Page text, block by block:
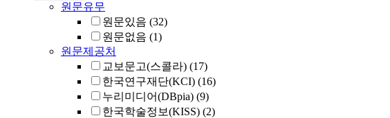
원문유무
원문있음 (32)
원문없음 (1)
원문제공처
교보문고(스콜라) (17)
한국연구재단(KCI) (16)
누리미디어(DBpia) (9)
한국학술정보(KISS) (2)